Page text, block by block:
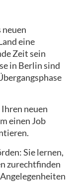
neuen
eine
Zeit sein
in Berlin sind
neuen
einen Job
Sie lernen,
zurechtfinden